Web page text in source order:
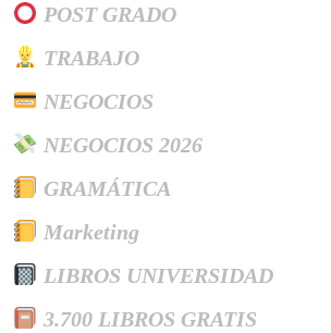
POST GRADO
TRABAJO
NEGOCIOS
NEGOCIOS 2026
GRAMÁTICA
Marketing
LIBROS UNIVERSIDAD
3.700 LIBROS GRATIS